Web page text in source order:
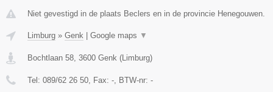
Niet gevestigd in de plaats Beclers en in de provincie Henegouwen.
Limburg » Genk Google maps ▼
Bochtlaan 58, 3600 Genk (Limburg)
Tel: 089/62 26 50, Fax: -, BTW-nr: -